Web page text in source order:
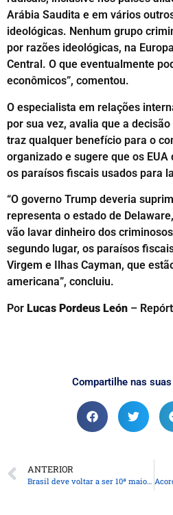
Arábia Saudita e em vários
ideológicas. Nenhum grupo
por razões ideológicas, na
Central. O que eventualmente
econômicos”, comentou.
O especialista em relações
por sua vez, avalia que a
traz qualquer benefício para o
organizado e sugere que os
os paraísos fiscais usados para
“O governo Trump deveria
representa o estado de
vão lavar dinheiro dos
segundo lugar, os paraísos
Virgem e Ilhas Cayman, que
americana”, concluiu.
Por Lucas Pordeus León –
Compartilhe nas
ANTERIOR
Brasil deve voltar a ser 10ª maior economia após resultado do PIB